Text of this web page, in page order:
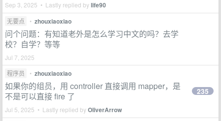
Sep 3, 2025 • Lastly replied bylife90
无要点 • zhouxiaoxiao
问个问题：有知道老外是怎么学习中文的吗？去学
校？自学？等等
Jul 7, 2025
程序员
• zhouxiaoxiao
如果你的组员，用 controller 直接调用 mapper，是
不是可以直接 fire 了
Jul 5, 2025 • Lastly replied byOliverArrow
235